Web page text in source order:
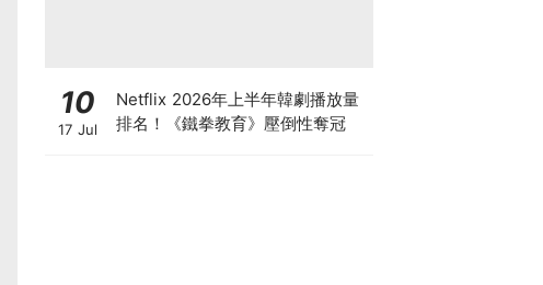
10
17 Jul
Netflix 2026年上半年韓劇播放量
排名！《鐵拳教育》壓倒性奪冠